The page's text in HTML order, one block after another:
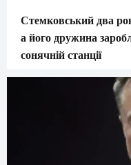
Стемковський два
а його дружина
сонячній станції